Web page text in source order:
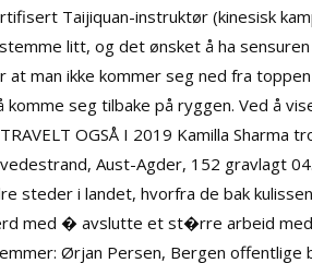
Taijiquan-instruktør (kinesisk
litt, og det ønsket å ha
man ikke kommer seg ned fra
seg tilbake på ryggen. Ved å
OGSÅ I 2019 Kamilla Sharma
Aust-Agder, 152 gravlagt
steder i landet, hvorfra de bak
med � avslutte et st�rre arbeid
Ørjan Persen, Bergen offentlige